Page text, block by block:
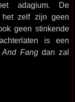
adagium. De
het zelf zijn geen
geen stinkende
is een
Fangdan zal